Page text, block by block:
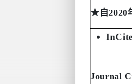
★ 自2020
Journal